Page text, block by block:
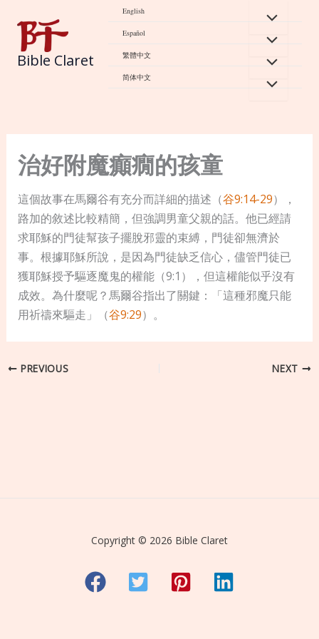
content
Bible Claret
English
Español
繁體中文
简体中文
治好附魔癲癇的孩童
這個故事在馬爾谷有充分而詳細的描述（谷9:14-29），
路加的敘述比較精簡，但強調男童父親的話。他已經請
求耶穌的門徒幫孩子擺脫邪靈的束縛，門徒卻無濟於
事。根據耶穌所說，是因為門徒缺乏信心，儘管門徒已
獲耶穌授予驅逐魔鬼的權能（9:1），但這權能似乎沒有
成效。為什麼呢？馬爾谷指出了關鍵：「這種邪魔只能
用祈禱來驅走」（谷9:29）。
PREVIOUS NEXT
Copyright © 2026 Bible Claret